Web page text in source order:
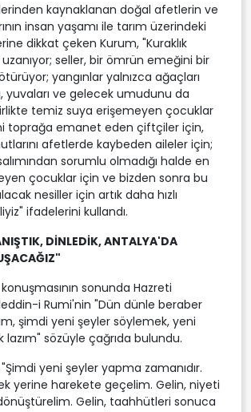
kaynaklanan doğal afetlerin ve
insan yaşamı ile tarım üzerindeki
dikkat çeken Kurum, "Kuraklık
seller, bir ömrün emeğini bir
yangınlar yalnızca ağaçları
yuvaları ve gelecek umudunu da
temiz suya erişemeyen çocuklar
toprağa emanet eden çiftçiler için,
afetlerde kaybeden aileler için;
sorumlu olmadığı halde en
çocuklar için ve bizden sonra bu
nesiller için artık daha hızlı
ifadelerini kullandı.
DİNLEDİK, ANTALYA'DA
sonunda Hazreti
i Rumi'nin "Dün dünle beraber
şimdi yeni şeyler söylemek, yeni
sözüyle çağrıda bulundu.
yeni şeyler yapma zamanıdır.
yerine harekete geçelim. Gelin, niyeti
Gelin, taahhütleri sonuca